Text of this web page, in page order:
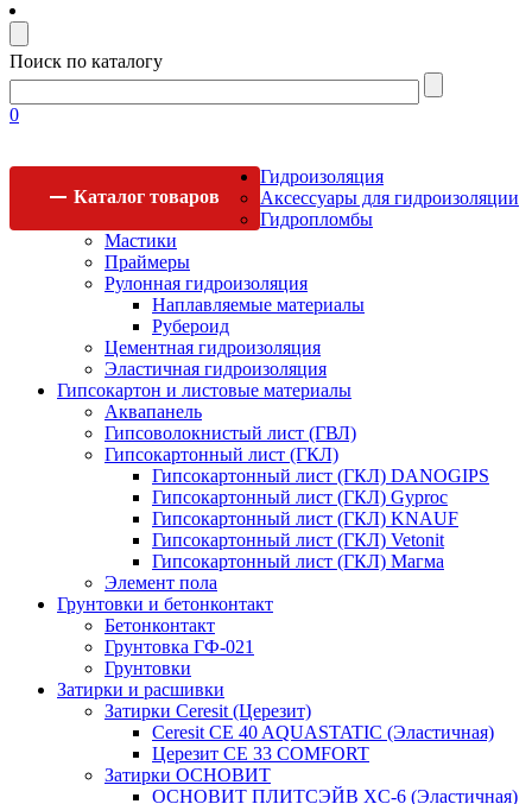
Поиск по каталогу
0
Каталог товаров
Гидроизоляция
Аксессуары для гидроизоляции
Гидропломбы
Мастики
Праймеры
Рулонная гидроизоляция
Наплавляемые материалы
Рубероид
Цементная гидроизоляция
Эластичная гидроизоляция
Гипсокартон и листовые материалы
Аквапанель
Гипсоволокнистый лист (ГВЛ)
Гипсокартонный лист (ГКЛ)
Гипсокартонный лист (ГКЛ) DANOGIPS
Гипсокартонный лист (ГКЛ) Gyproc
Гипсокартонный лист (ГКЛ) KNAUF
Гипсокартонный лист (ГКЛ) Vetonit
Гипсокартонный лист (ГКЛ) Магма
Элемент пола
Грунтовки и бетонконтакт
Бетонконтакт
Грунтовка ГФ-021
Грунтовки
Затирки и расшивки
Затирки Ceresit (Церезит)
Ceresit CE 40 AQUASTATIC (Эластичная)
Церезит CE 33 COMFORT
Затирки ОСНОВИТ
ОСНОВИТ ПЛИТСЭЙВ XC-6 (Эластичная)